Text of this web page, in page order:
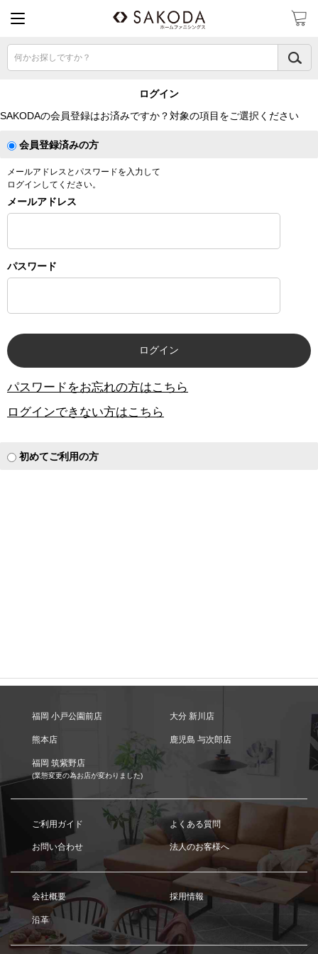
何かお探しですか？
ログイン
SAKODAの会員登録はお済みですか？対象の項目をご選択ください
会員登録済みの方
メールアドレスとパスワードを入力して
ログインしてください。
メールアドレス
パスワード
パスワードをお忘れの方はこちら
ログインできない方はこちら
初めてご利用の方
福岡 小戸公園前店 大分 新川店
熊本店 鹿児島 与次郎店
福岡 筑紫野店
(業態変更の為お店が変わりました)
ご利用ガイド よくある質問
お問い合わせ 法人のお客様へ
会社概要 採用情報
沿革